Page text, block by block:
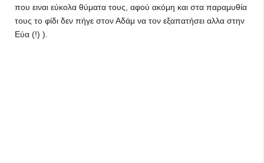
που ειναι εύκολα θύματα τους, αφού ακόμη και στα παραμυθία
τους το φίδι δεν πήγε στον Αδάμ να τον εξαπατήσει αλλα στην
Εύα (!) ).